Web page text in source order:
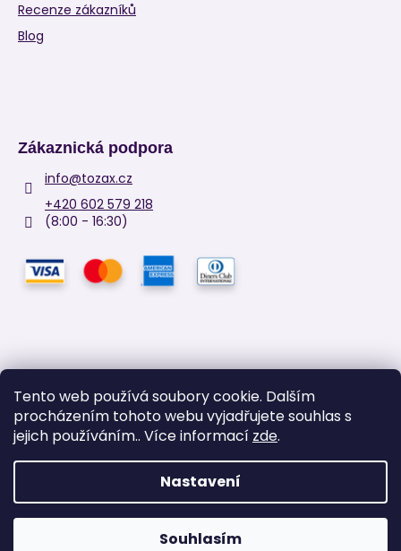
Tento web používá soubory cookie. Dalším
procházením tohoto webu vyjadřujete souhlas s
jejich používáním.. Více informací zde.
Nastavení
Souhlasím
Recenze zákazníků
Blog
Zákaznická podpora
info@tozax.cz
+420 602 579 218
(8:00 - 16:30)
Facebook
Copyright 2026TOZAX. Všechna práva vyhrazena.Upravit
nastavení cookies